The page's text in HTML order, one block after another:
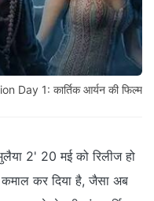
1: कार्तिक आर्यन की फिल्म
2' 20 मई को रिलीज हो
कर दिया है, जैसा अब